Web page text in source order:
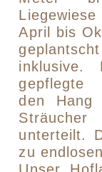
April bis
inklusive.
gepflegte
den Hang
unterteilt.
zu